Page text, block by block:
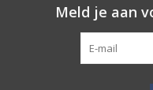
Meld je aan